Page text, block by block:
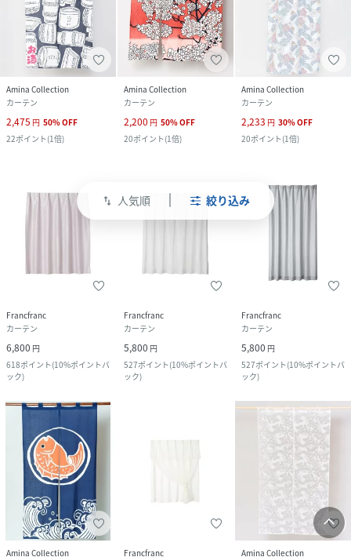
swap_vert 人気順 絞り込み
Amina Collection
カーテン
2,475 円 50%OFF
22ポイント(1倍)
Amina Collection
カーテン
2,200 円 50%OFF
20ポイント(1倍)
Amina Collection
カーテン
2,233 円 30%OFF
20ポイント(1倍)
Francfranc
カーテン
6,800 円
618ポイント(10%ポイントバ
ック)
Francfranc
カーテン
5,800 円
527ポイント(10%ポイントバ
ック)
Francfranc
カーテン
5,800 円
527ポイント(10%ポイントバ
ック)
Amina Collection Francfranc Amina Collection